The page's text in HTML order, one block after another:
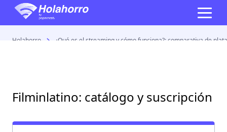
Holahorro ¿Qué es el streaming y cómo funciona?: comparativa de
Filminlatino: catálogo y suscripción